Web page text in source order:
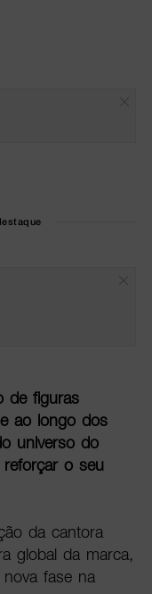
de figuras
ao longo dos
universo do
o seu
da cantora
global da marca,
fase na